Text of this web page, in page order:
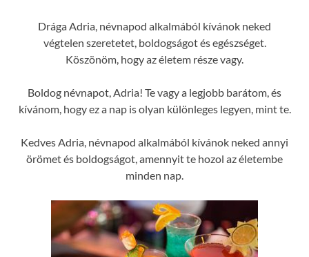
Drága Adria, névnapod alkalmából kívánok neked
végtelen szeretetet, boldogságot és egészséget.
Köszönöm, hogy az életem része vagy.
Boldog névnapot, Adria! Te vagy a legjobb barátom, és
kívánom, hogy ez a nap is olyan különleges legyen, mint te.
Kedves Adria, névnapod alkalmából kívánok neked annyi
örömet és boldogságot, amennyit te hozol az életembe
minden nap.